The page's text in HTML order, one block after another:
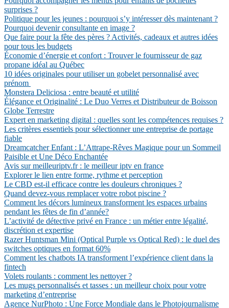
surprises ?
Politique pour les jeunes : pourquoi s’y intéresser dès maintenant ?
Pourquoi devenir consultante en image ?
Que faire pour la fête des pères ? Activités, cadeaux et autres idées
pour tous les budgets
Économie d’énergie et confort : Trouver le fournisseur de gaz
propane idéal au Québec
10 idées originales pour utiliser un gobelet personnalisé avec
prénom
Monstera Deliciosa : entre beauté et utilité
Élégance et Originalité : Le Duo Verres et Distributeur de Boisson
Globe Terrestre
Expert en marketing digital : quelles sont les compétences requises ?
Les critères essentiels pour sélectionner une entreprise de portage
fiable
Dreamcatcher Enfant : L’Attrape-Rêves Magique pour un Sommeil
Paisible et Une Déco Enchantée
Avis sur meilleuriptv.fr : le meilleur iptv en france
Explorer le lien entre forme, rythme et perception
Le CBD est-il efficace contre les douleurs chroniques ?
Quand devez-vous remplacer votre robot piscine ?
Comment les décors lumineux transforment les espaces urbains
pendant les fêtes de fin d’année?
L’activité de détective privé en France : un métier entre légalité,
discrétion et expertise
Razer Huntsman Mini (Optical Purple vs Optical Red) : le duel des
switches optiques en format 60%
Comment les chatbots IA transforment l’expérience client dans la
fintech
Volets roulants : comment les nettoyer ?
Les mugs personnalisés et tasses : un meilleur choix pour votre
marketing d’entreprise
Agence NurPhoto : Une Force Mondiale dans le Photojournalisme